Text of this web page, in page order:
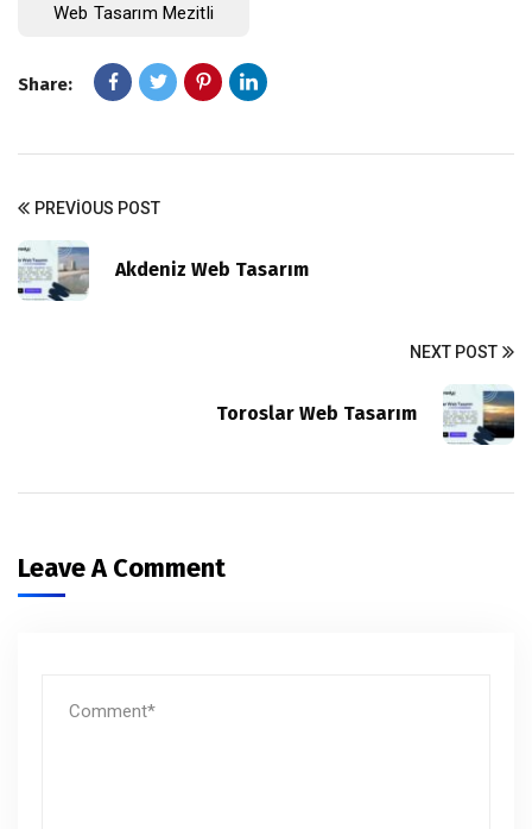
Web Tasarım Mezitli
Share:
PREVIOUS POST
Akdeniz Web Tasarım
NEXT POST
Toroslar Web Tasarım
Leave A Comment